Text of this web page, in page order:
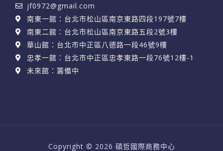
jf0972@gmail.com
南東一館：台北市松山區南京東路四段197號7樓
南東二館：台北市松山區南京東路五段2號3樓
華山館：台北市中正區八德路一段46號9樓
忠孝一館：台北市中正區忠孝東路一段76號12樓-1
未來館：籌備中
Copyright © 2026 碩哲國際商務中心